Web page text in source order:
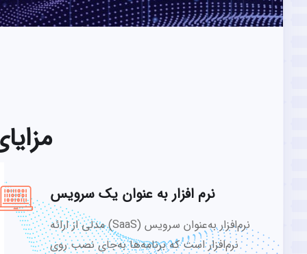
نرم افزار به عنوان یک سرویس
نرم‌افزار به‌عنوان سرویس (SaaS) مدلی از ارائه
نرم‌افزار است که برنامه‌ها به‌جای نصب روی